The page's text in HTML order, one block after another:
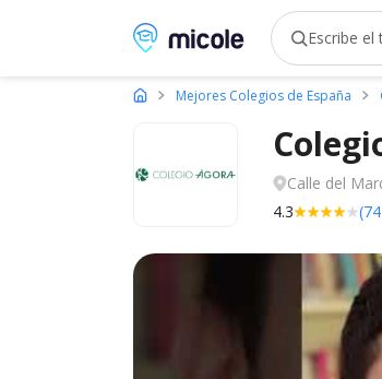
Micole, buscador de colegios
Mejores Colegios de España
Calle del
4.3